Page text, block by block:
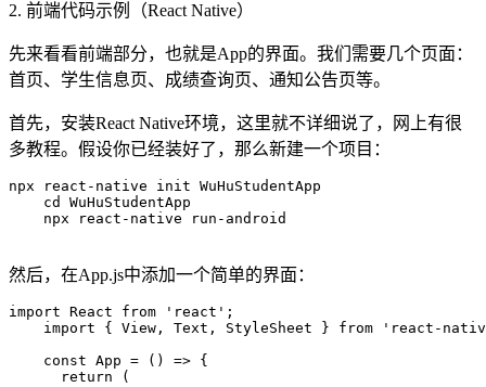
2. 前端代码示例（React Native）
先来看看前端部分，也就是App的界面。我们需要几个页面：
首页、学生信息页、成绩查询页、通知公告页等。
首先，安装React Native环境，这里就不详细说了，网上有很
多教程。假设你已经装好了，那么新建一个项目：
npx react-native init WuHuStudentApp
    cd WuHuStudentApp
    npx react-native run-android
然后，在App.js中添加一个简单的界面：
import React from 'react';
import { View, Text, StyleSheet } from 'react-
    const App = () => {
      return (